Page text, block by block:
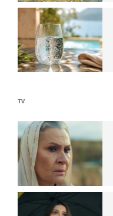
TV